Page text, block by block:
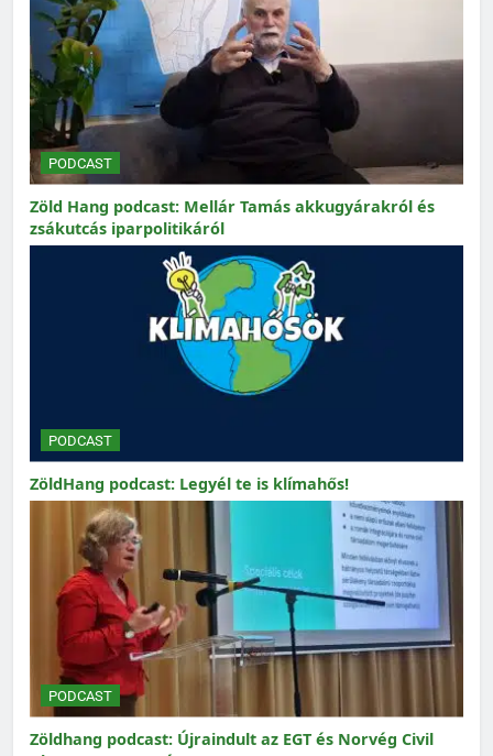
PODCAST
Zöld Hang podcast: Mellár Tamás akkugyárakról és
zsákutcás iparpolitikáról
PODCAST
ZöldHang podcast: Legyél te is klímahős!
PODCAST
Zöldhang podcast: Újraindult az EGT és Norvég Civil